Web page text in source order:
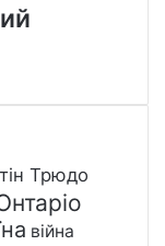
Трюдо
війна